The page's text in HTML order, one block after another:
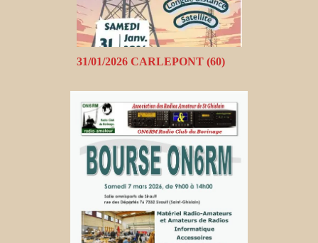
31/01/2026 CARLEPONT (60)